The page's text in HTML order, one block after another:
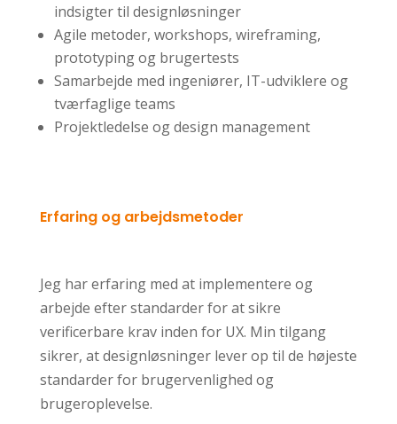
indsigter til designløsninger
Agile metoder, workshops, wireframing,
prototyping og brugertests
Samarbejde med ingeniører, IT-udviklere og
tværfaglige teams
Projektledelse og design management
Erfaring og arbejdsmetoder
Jeg har erfaring med at implementere og
arbejde efter standarder for at sikre
verificerbare krav inden for UX. Min tilgang
sikrer, at designløsninger lever op til de højeste
standarder for brugervenlighed og
brugeroplevelse.